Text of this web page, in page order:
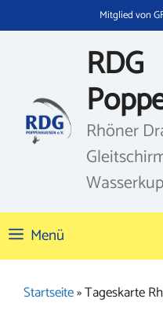
Inhalt
Mitglied von
RDG
Rhöner
Menü
Startseite»Tageskarte